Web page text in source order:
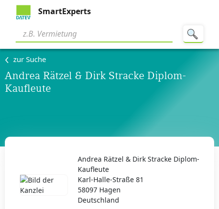
SmartExperts
zur Suche
Andrea Rätzel & Dirk Stracke Diplom-
Kaufleute
Andrea Rätzel & Dirk Stracke Diplom-
Kaufleute
Karl-Halle-Straße 81
58097 Hagen
Deutschland